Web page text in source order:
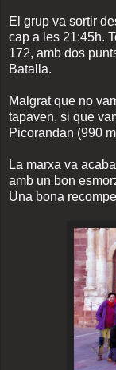
El grup va sortir
cap a les 21:45h.
172, amb dos
Batalla.
Malgrat que no
tapaven, si que
Picorandan (990
La marxa va
amb un bon
Una bona